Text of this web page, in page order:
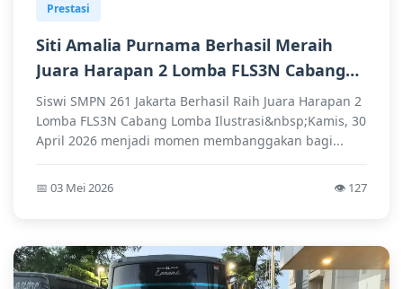
Prestasi
Siti Amalia Purnama Berhasil Meraih
Juara Harapan 2 Lomba FLS3N Cabang
Lomba Ilustrasi
Siswi SMPN 261 Jakarta Berhasil Raih Juara Harapan 2
Lomba FLS3N Cabang Lomba Ilustrasi&nbsp;Kamis, 30
April 2026 menjadi momen membanggakan bagi...
📅 03 Mei 2026 👁️ 127